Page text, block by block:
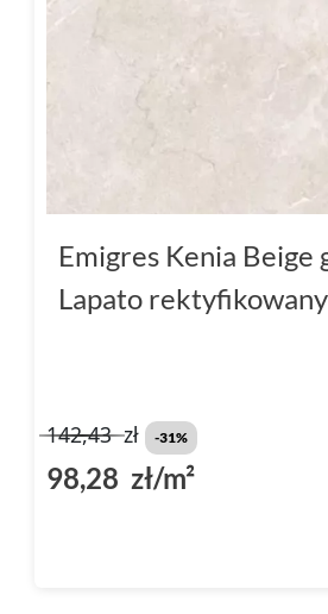
Emigres Kenia Beige
Lapato
142,43zł -31%
98,28 zł/m²